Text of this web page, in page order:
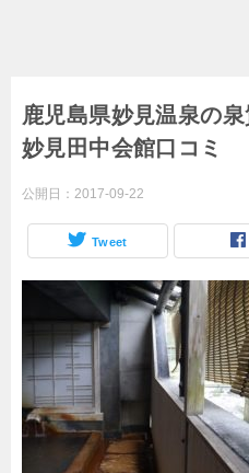
鹿児島県妙見温泉の
妙見田中会館口コミ
公開日： 2017-09-22
Tweet